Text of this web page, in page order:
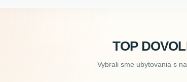
TOP
Vybrali sme ubytovania s